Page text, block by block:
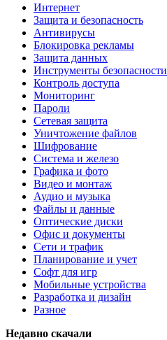
Интернет
Защита и безопасность
Антивирусы
Блокировка рекламы
Защита данных
Инструменты безопасности
Контроль доступа
Мониторинг
Пароли
Сетевая защита
Уничтожение файлов
Шифрование
Система и железо
Графика и фото
Видео и монтаж
Аудио и музыка
Файлы и данные
Оптические диски
Офис и документы
Сети и трафик
Планирование и учет
Софт для игр
Мобильные устройства
Разработка и дизайн
Разное
Недавно скачали